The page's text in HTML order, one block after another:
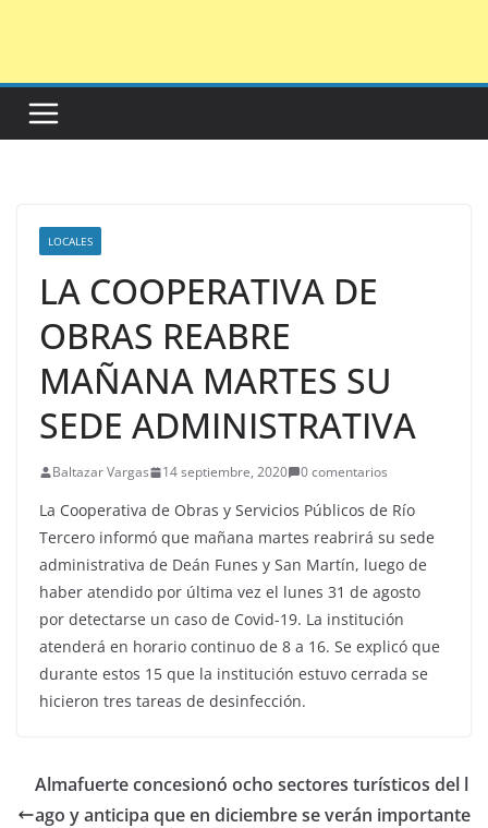
LOCALES
LA COOPERATIVA DE
OBRAS REABRE
MAÑANA MARTES SU
SEDE ADMINISTRATIVA
Baltazar Vargas 14 septiembre, 2020 0 comentarios
La Cooperativa de Obras y Servicios Públicos de Río
Tercero informó que mañana martes reabrirá su sede
administrativa de Deán Funes y San Martín, luego de
haber atendido por última vez el lunes 31 de agosto
por detectarse un caso de Covid-19. La institución
atenderá en horario continuo de 8 a 16. Se explicó que
durante estos 15 que la institución estuvo cerrada se
hicieron tres tareas de desinfección.
Almafuerte concesionó ocho sectores turísticos del l
ago y anticipa que en diciembre se verán importante